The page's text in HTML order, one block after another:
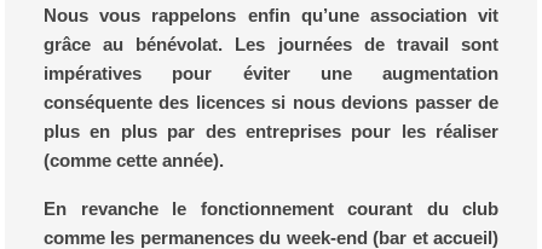
Nous vous rappelons enfin qu’une association vit
grâce au bénévolat. Les journées de travail sont
impératives pour éviter une augmentation
conséquente des licences si nous devions passer de
plus en plus par des entreprises pour les réaliser
(comme cette année).
En revanche le fonctionnement courant du club
comme les permanences du week-end (bar et accueil)